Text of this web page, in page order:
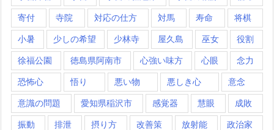
寄付 寺院 対応の仕方 対馬 寿命 将棋
小暑 少しの希望 少林寺 屋久島 巫女 役割
徐福公園 徳島県阿南市 心強い味方 心眼 念力
恐怖心 悟り 悪い物 悪しき心 意念
意識の問題 愛知県稲沢市 感覚器 慧眼 成敗
振動 排泄 摂り方 改善策 放射能 政治家